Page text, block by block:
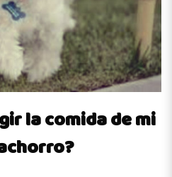
la comida de mi